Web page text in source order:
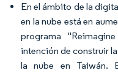
En el ámbito de la
en la nube está en
programa
intención de construir
la nube en Taiwán.